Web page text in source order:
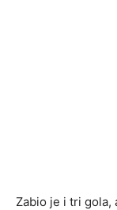
Zabio je i tri gola,